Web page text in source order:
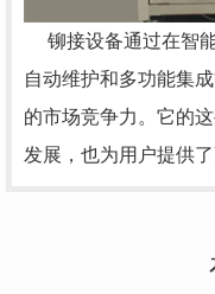
铆接设备通过在智能
自动维护和多功能集
的市场竞争力。它的
发展，也为用户提供